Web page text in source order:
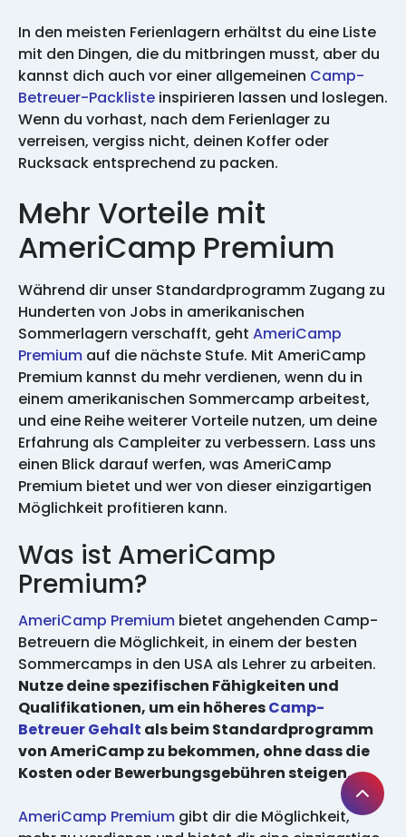
In den meisten Ferienlagern erhältst du eine Liste
mit den Dingen, die du mitbringen musst, aber du
kannst dich auch vor einer allgemeinen Camp-
Betreuer-Packliste inspirieren lassen und loslegen.
Wenn du vorhast, nach dem Ferienlager zu
verreisen, vergiss nicht, deinen Koffer oder
Rucksack entsprechend zu packen.
Mehr Vorteile mit
AmeriCamp Premium
Während dir unser Standardprogramm Zugang zu
Hunderten von Jobs in amerikanischen
Sommerlagern verschafft, geht AmeriCamp
Premium auf die nächste Stufe. Mit AmeriCamp
Premium kannst du mehr verdienen, wenn du in
einem amerikanischen Sommercamp arbeitest,
und eine Reihe weiterer Vorteile nutzen, um deine
Erfahrung als Campleiter zu verbessern. Lass uns
einen Blick darauf werfen, was AmeriCamp
Premium bietet und wer von dieser einzigartigen
Möglichkeit profitieren kann.
Was ist AmeriCamp
Premium?
AmeriCamp Premium bietet angehenden Camp-
Betreuern die Möglichkeit, in einem der besten
Sommercamps in den USA als Lehrer zu arbeiten.
Nutze deine spezifischen Fähigkeiten und
Qualifikationen, um ein höheresCamp-
Betreuer Gehalt als beim Standardprogramm
von AmeriCamp zu bekommen, ohne dass die
Kosten oder Bewerbungsgebühren steigen.
AmeriCamp Premium gibt dir die Möglichkeit,